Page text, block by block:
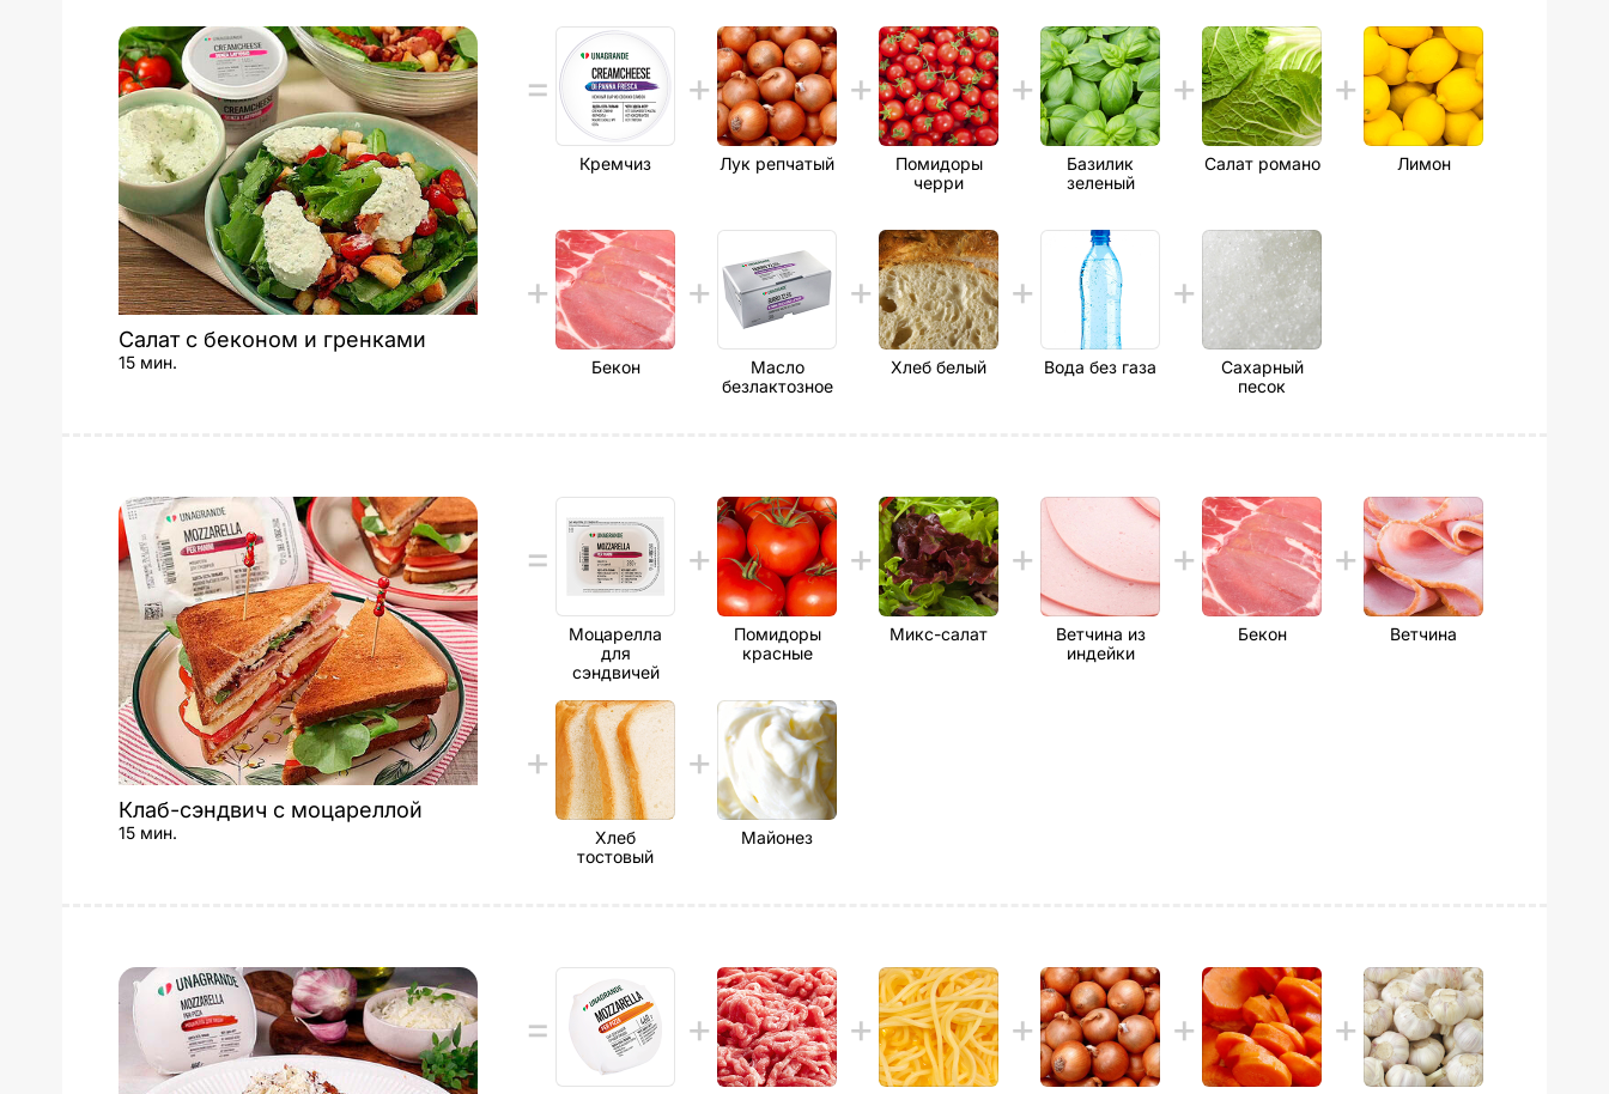
Салат с беконом и гренками
15 мин.
Кремчиз Лук репчатый
Помидоры
черри
Базилик
зеленый
Салат романо Лимон
Бекон
Масло
безлактозное
Хлеб белый Вода без газа
Сахарный
песок
Клаб-сэндвич с моцареллой
15 мин.
Моцарелла
для
сэндвичей
Помидоры
красные
Микс-салат
Ветчина из
индейки
Бекон Ветчина
Хлеб
тостовый
Майонез